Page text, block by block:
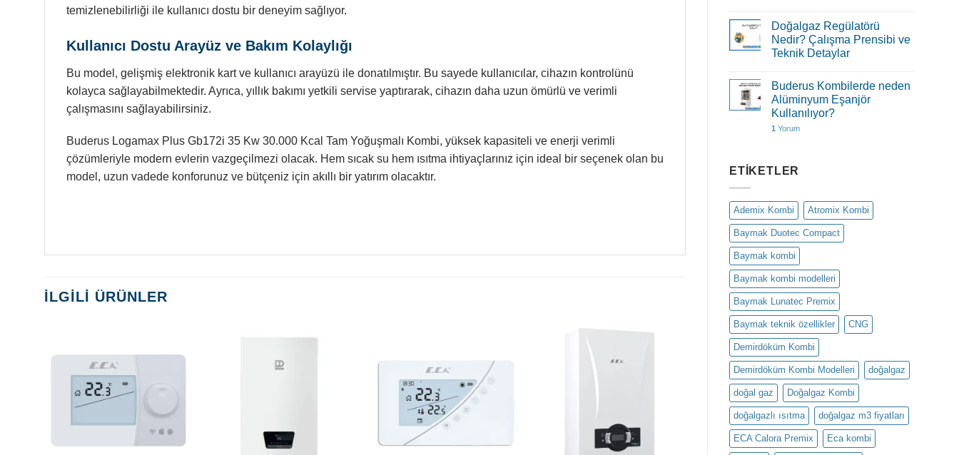
Doğalgaz Regülatörü
Nedir? Çalışma Prensibi ve
Teknik Detaylar
Buderus Kombilerde neden
Alüminyum Eşanjör
Kullanılıyor?
1 Yorum
ETIKETLER
Ademix Kombi Atromix Kombi
Baymak Duotec Compact
Baymak kombi
Baymak kombi modelleri
Baymak Lunatec Premix
Baymak teknik özellikler CNG
Demirdöküm Kombi
Demirdöküm Kombi Modelleri doğalgaz
doğal gaz Doğalgaz Kombi
doğalgazlı ısıtma doğalgaz m3 fiyatları
ECA Calora Premix Eca kombi
temizlenebilirliği ile kullanıcı dostu bir deneyim sağlıyor.
Kullanıcı Dostu Arayüz ve Bakım Kolaylığı
Bu model, gelişmiş elektronik kart ve kullanıcı arayüzü ile donatılmıştır. Bu sayede kullanıcılar, cihazın kontrolünü
kolayca sağlayabilmektedir. Ayrıca, yıllık bakımı yetkili servise yaptırarak, cihazın daha uzun ömürlü ve verimli
çalışmasını sağlayabilirsiniz.
Buderus Logamax Plus Gb172i 35 Kw 30.000 Kcal Tam Yoğuşmalı Kombi, yüksek kapasiteli ve enerji verimli
çözümleriyle modern evlerin vazgeçilmezi olacak. Hem sıcak su hem ısıtma ihtiyaçlarınız için ideal bir seçenek olan bu
model, uzun vadede konforunuz ve bütçeniz için akıllı bir yatırım olacaktır.
İLGILI ÜRÜNLER